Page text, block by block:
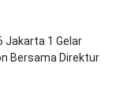
Jakarta 1 Gelar
Bersama Direktur